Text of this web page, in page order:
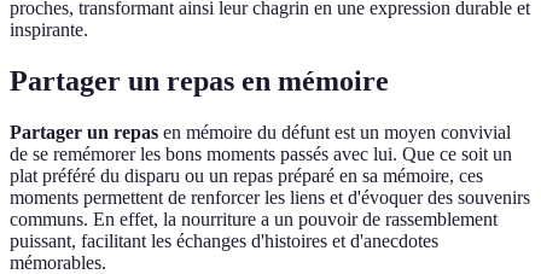
proches, transformant ainsi leur chagrin en une expression durable et
inspirante.
Partager un repas en mémoire
Partager un repas en mémoire du défunt est un moyen convivial
de se remémorer les bons moments passés avec lui. Que ce soit un
plat préféré du disparu ou un repas préparé en sa mémoire, ces
moments permettent de renforcer les liens et d'évoquer des souvenirs
communs. En effet, la nourriture a un pouvoir de rassemblement
puissant, facilitant les échanges d'histoires et d'anecdotes
mémorables.